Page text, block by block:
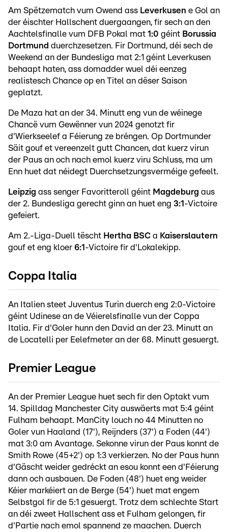
Am Spëtzematch vum Owend ass Leverkusen e Gol an
der éischter Hallschent duergaangen, fir sech an den
Aachtelsfinalle vum DFB Pokal mat 1:0 géint Borussia
Dortmund duerchzesetzen. Fir Dortmund, déi sech de
Weekend an der Bundesliga mat 2:1 géint Leverkusen
behaapt haten, ass domadder wuel déi eenzeg
realistesch Chance op en Titel an dëser Saison
geplatzt.
De Maza hat an der 34. Minutt eng vun de wéinege
Chancë vum Gewënner vun 2024 genotzt fir
d'Wierkseelef a Féierung ze bréngen. Op Dortmunder
Säit gouf et vereenzelt gutt Chancen, dat kuerz virun
der Paus an och nach emol kuerz viru Schluss, ma um
Enn huet dat néidegt Duerchsetzungsverméige gefeelt.
Leipzig ass senger Favoritteroll géint Magdeburg aus
der 2. Bundesliga gerecht ginn an huet eng 3:1 -Victoire
gefeiert.
Am 2.-Liga-Duell tëscht Hertha BSC a Kaiserslautern
gouf et eng kloer 6:1 -Victoire fir d'Lokalekipp.
Coppa Italia
An Italien steet Juventus Turin duerch eng 2:0-Victoire
géint Udinese an de Véierelsfinalle vun der Coppa
Italia. Fir d'Goler hunn den David an der 23. Minutt an
de Locatelli per Eelefmeter an der 68. Minutt gesuergt.
Premier League
An der Premier League huet sech fir den Optakt vum
14. Spilldag Manchester City auswäerts mat 5:4 géint
Fulham behaapt. ManCity louch no 44 Minutten no
Goler vun Haaland (17'), Reijnders (37') a Foden (44')
mat 3:0 am Avantage. Sekonne virun der Paus konnt de
Smith Rowe (45+2') op 1:3 verkierzen. No der Paus hunn
d'Gäscht weider gedréckt an esou konnt een d'Féierung
dann och ausbauen. De Foden (48') huet eng weider
Kéier markéiert an de Berge (54') huet mat engem
Selbstgol fir de 5:1 gesuergt. Trotz dem schlechte Start
an déi zweet Hallschent ass et Fulham gelongen, fir
d'Partie nach emol spannend ze maachen. Duerch